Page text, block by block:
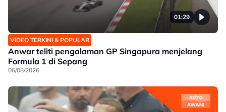
01:29
VIDEO TERKINI & POPULAR
Anwar teliti pengalaman GP Singapura menjelang
Formula 1 di Sepang
06/08/2026